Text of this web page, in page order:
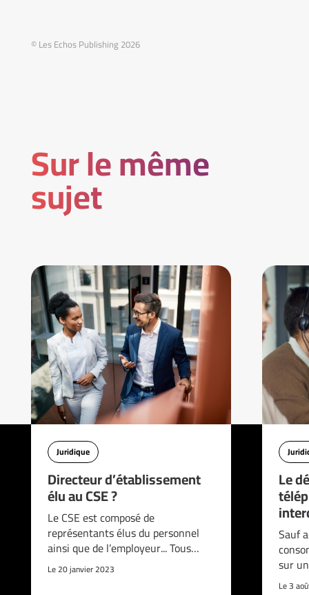
© Les Echos Publishing 2026
Sur le même
sujet
Juridique
Directeur d’établissement
élu au CSE ?
Le CSE est composé de
représentants élus du personnel
ainsi que de l’employeur... Tous…
Le 20 janvier 2023
Le
Sauf
sur
Le 3